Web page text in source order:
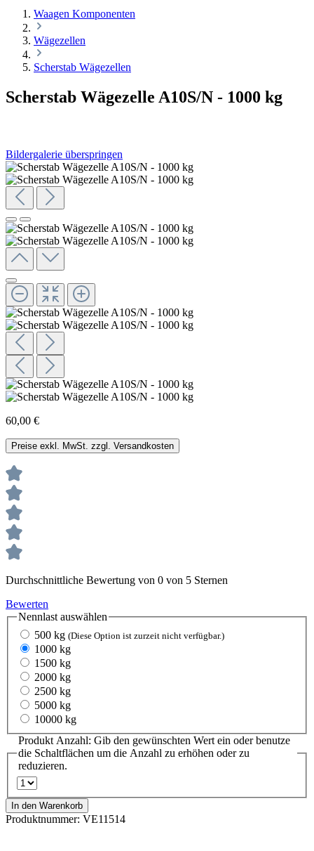
Waagen Komponenten
Wägezellen
Scherstab Wägezellen
Scherstab Wägezelle A10S/N - 1000 kg
Bildergalerie überspringen
60,00 €
Preise exkl. MwSt. zzgl. Versandkosten
Durchschnittliche Bewertung von 0 von 5 Sternen
Bewerten
Nennlastauswählen
500 kg (Diese Option ist zurzeit nicht verfügbar.)
1000 kg
1500 kg
2000 kg
2500 kg
5000 kg
10000 kg
Produkt Anzahl: Gib den gewünschten Wert ein oder benutze
die Schaltflächen um die Anzahl zu erhöhen oder zu
reduzieren.
In den Warenkorb
Produktnummer: VE11514